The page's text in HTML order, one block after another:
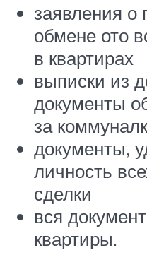
заявления о
обмене ото
в квартирах
выписки из
документы
за
документы,
личность
сделки
вся
квартиры.